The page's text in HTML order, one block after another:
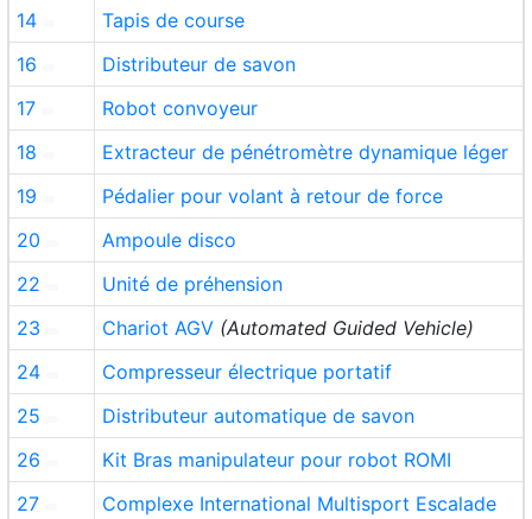
14
Tapis de course
16
Distributeur de savon
17
Robot convoyeur
18
Extracteur de pénétromètre dynamique léger
19
Pédalier pour volant à retour de force
20
Ampoule disco
22
Unité de préhension
23
Chariot AGV (Automated Guided Vehicle)
24
Compresseur électrique portatif
25
Distributeur automatique de savon
26
Kit Bras manipulateur pour robot ROMI
27
Complexe International Multisport Escalade